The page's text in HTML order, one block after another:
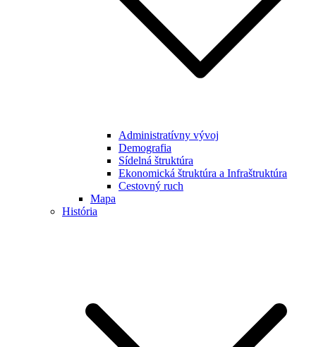
Administratívny vývoj
Demografia
Sídelná štruktúra
Ekonomická štruktúra a Infraštruktúra
Cestovný ruch
Mapa
História